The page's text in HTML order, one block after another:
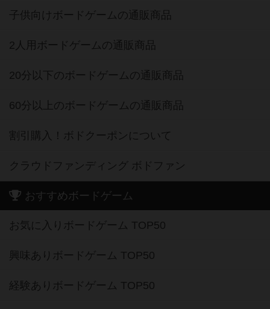
子供向けボードゲームの通販商品
2人用ボードゲームの通販商品
20分以下のボードゲームの通販商品
60分以上のボードゲームの通販商品
割引購入！ボドクーポンについて
クラウドファンディング ボドファン
おすすめボードゲーム
お気に入りボードゲーム TOP50
興味ありボードゲーム TOP50
経験ありボードゲーム TOP50